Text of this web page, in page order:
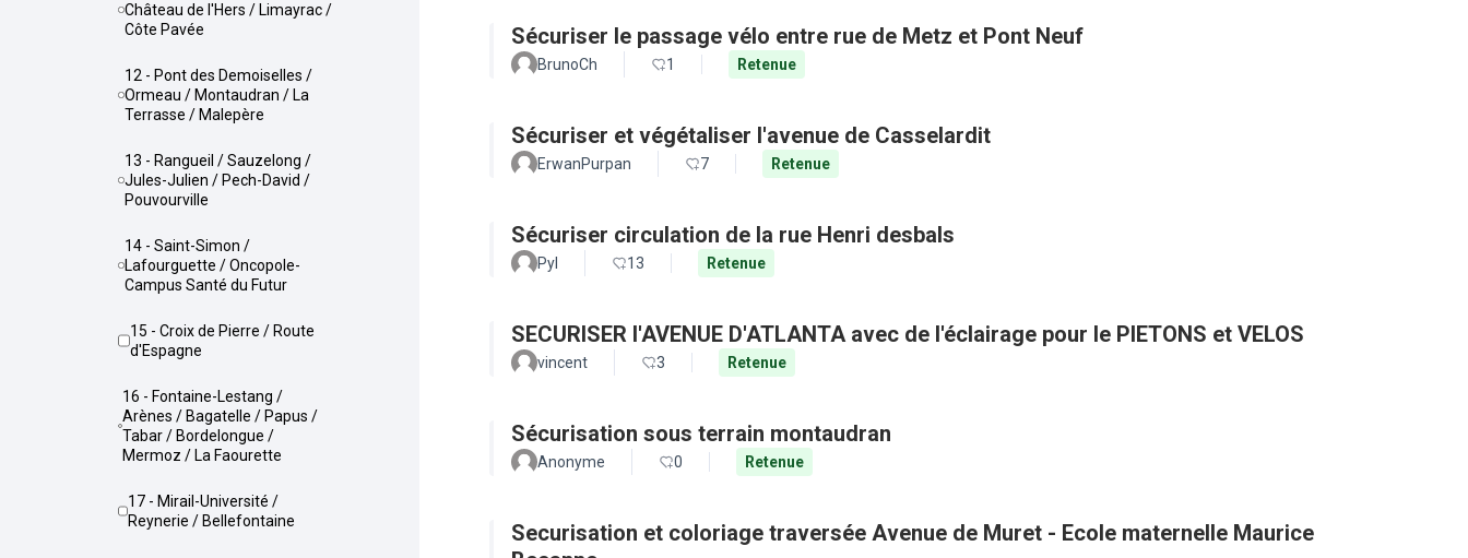
Château de l'Hers / Limayrac /
Côte Pavée
12 - Pont des Demoiselles /
Ormeau / Montaudran / La
Terrasse / Malepère
13 - Rangueil / Sauzelong /
Jules-Julien / Pech-David /
Pouvourville
14 - Saint-Simon /
Lafourguette / Oncopole-
Campus Santé du Futur
15 - Croix de Pierre / Route
d'Espagne
16 - Fontaine-Lestang /
Arènes / Bagatelle / Papus /
Tabar / Bordelongue /
Mermoz / La Faourette
17 - Mirail-Université /
Reynerie / Bellefontaine
Sécuriser le passage vélo entre rue de Metz et Pont Neuf
BrunoCh 1 Retenue
Sécuriser et végétaliser l'avenue de Casselardit
ErwanPurpan 7 Retenue
Sécuriser circulation de la rue Henri desbals
Pyl 13 Retenue
SECURISER l'AVENUE D'ATLANTA avec de l'éclairage pour le PIETONS et VELOS
vincent 3 Retenue
Sécurisation sous terrain montaudran
Anonyme 0 Retenue
Securisation et coloriage traversée Avenue de Muret - Ecole maternelle Maurice